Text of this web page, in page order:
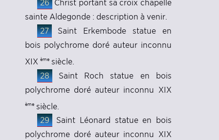
26 Christ portant sa croix chapelle
sainte Aldegonde : description à venir.
27 Saint Erkembode statue en
bois polychrome doré auteur inconnu
XIX èmesiècle.
28 Saint Roch statue en bois
polychrome doré auteur inconnu XIX
èmesiècle.
29 Saint Léonard statue en bois
polychrome doré auteur inconnu XIX